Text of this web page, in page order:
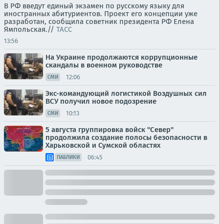
В РФ введут единый экзамен по русскому языку для
иностранных абитуриентов. Проект его концепции уже
разработан, сообщила советник президента РФ Елена
Ямпольская.// ТАСС
13:56
На Украине продолжаются коррупционные
скандалы в военном руководстве
СМИ 12:06
Экс-командующий логистикой Воздушных сил
ВСУ получил новое подозрение
СМИ 10:13
5 августа группировка войск "Север"
продолжила создание полосы безопасности в
Харьковской и Сумской областях
ПАБЛИКИ 06:45